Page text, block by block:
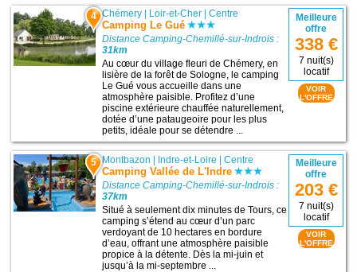
4 Chémery Loir-et-Cher |Centre
Camping Le Gué
Distance Camping-Chemillé-sur-Indrois :
31km
Au cœur du village fleuri de Chémery, en
lisière de la forêt de Sologne, le camping
Le Gué vous accueille dans une
atmosphère paisible. Profitez d’une
piscine extérieure chauffée naturellement,
dotée d’une pataugeoire pour les plus
petits, idéale pour se détendre ...
Meilleure
offre
338 €
7 nuit(s)
locatif
VOIR
L'OFFRE
5 Montbazon | Indre-et-Loire |Centre
Camping Vallée de L'Indre
Distance Camping-Chemillé-sur-Indrois :
37km
Situé à seulement dix minutes de Tours, ce
camping s’étend au cœur d’un parc
verdoyant de 10 hectares en bordure
d’eau, offrant une atmosphère paisible
propice à la détente. Dès la mi-juin et
jusqu’à la mi-septembre ...
Meilleure
offre
203 €
7 nuit(s)
locatif
VOIR
L'OFFRE